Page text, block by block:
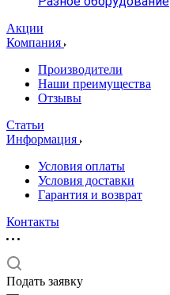
Акции
Компания
Производители
Наши преимущества
Отзывы
Статьи
Информация
Условия оплаты
Условия доставки
Гарантия и возврат
Контакты
Подать заявку